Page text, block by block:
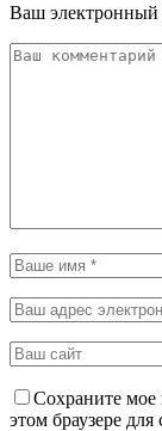
Ваш электронный
Сохраните мое
этом браузере